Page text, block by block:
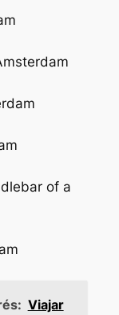
of a
Viajar